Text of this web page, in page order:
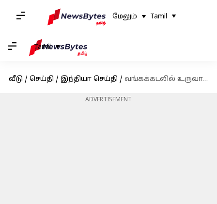
மேலும் Tamil
Tamil
வீடு / செய்தி / இந்தியா செய்தி / வங்கக்கடலில் உருவாகிறது ஃபெங்கல் புயல்; உறுதிப்படுத்திய வானிலை ஆய்வு மையம்
ADVERTISEMENT